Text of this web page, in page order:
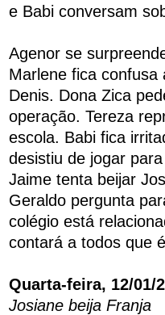
e Babi conversam
Agenor se
Marlene fica
Denis. Dona Zica
operação. Tereza
escola. Babi fica
desistiu de jogar
Jaime tenta beijar
Geraldo pergunta
colégio está
contará a todos que
Quarta-feira, 12/01/
Josiane beija Franja